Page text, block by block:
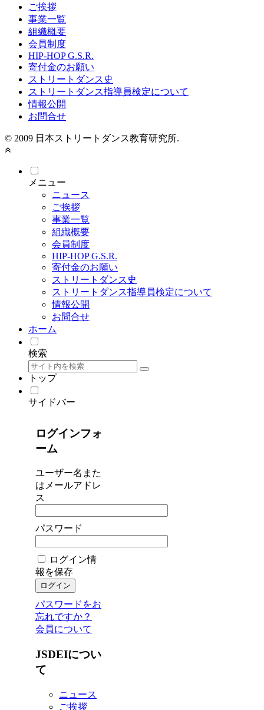
ご挨拶
事業一覧
組織概要
会員制度
HIP-HOP G.S.R.
寄付金のお願い
ストリートダンス史
ストリートダンス指導員検定について
情報公開
お問合せ
© 2009 日本ストリートダンス教育研究所.
メニュー
ニュース
ご挨拶
事業一覧
組織概要
会員制度
HIP-HOP G.S.R.
寄付金のお願い
ストリートダンス史
ストリートダンス指導員検定について
情報公開
お問合せ
ホーム
検索
トップ
サイドバー
ログインフォ
ーム
ユーザー名また
はメールアドレ
ス
パスワード
ログイン情
報を保存
パスワードをお
忘れですか？
会員について
JSDEIについ
て
ニュース
ご挨拶